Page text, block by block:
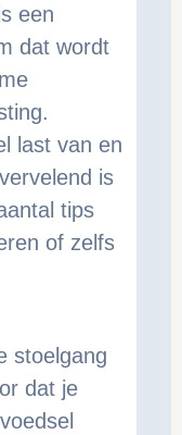
een
dat wordt
last van en
is
tips
of zelfs
stoelgang
dat je